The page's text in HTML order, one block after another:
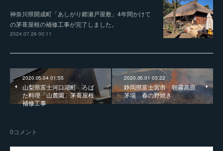
神奈川県開成町「あしがり郷瀬戸屋敷」4年間かけて
の茅葺屋根の補修工事が完了しました。
2024.07.26 00:11
2020.05.04 01:55
山梨県富士河口湖町 ろば
た料理「山麓園」茅葺屋根
補修工事
2020.05.01 03:22
静岡県富士宮市 朝霧高原
茅場 春の野焼き
0コメント